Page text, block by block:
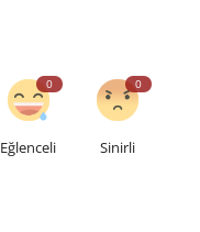
0
Eğlenceli
0
Sinirli